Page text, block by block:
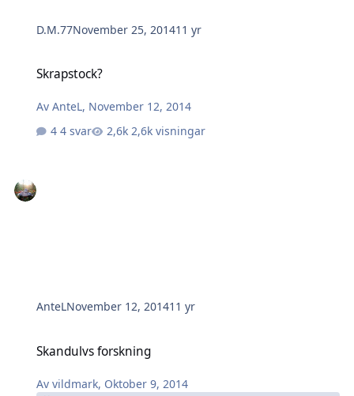
D.M.77November 25, 201411 yr
Skrapstock?
AvAnteL, November 12, 2014
4 svar
2,6k visningar
AnteLNovember 12, 201411 yr
Skandulvs forskning
Avvildmark, Oktober 9, 2014